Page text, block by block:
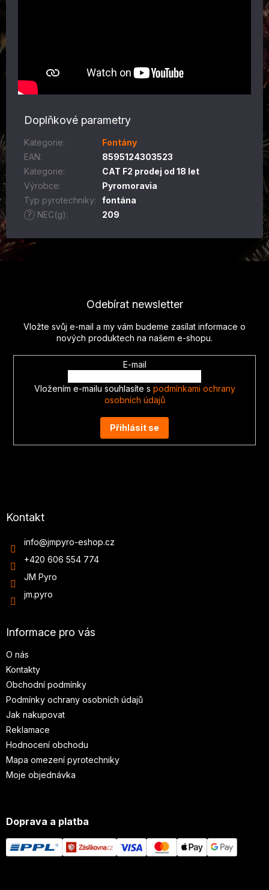
Doplňkové parametry
Kategorie:
Fontány
EAN:
8595124303523
Kategorie:
CAT F2 prodej od 18 let
Výrobce:
Pyromoravia
Typ pyrotechniky:
fontána
?
NEC(g): 209
Odebírat newsletter
Vložte svůj e-mail a my vám budeme zasílat informace o
nových produktech na našem e-shopu.
E-mail
Vložením e-mailu souhlasíte s podmínkami ochrany
osobních údajů
Přihlásit se
Kontakt
info@jmpyro-eshop.cz
+420 606 554 774
JM Pyro
jm.pyro
Informace pro vás
O nás
Kontakty
Obchodní podmínky
Podmínky ochrany osobních údajů
Jak nakupovat
Reklamace
Hodnocení obchodu
Mapa omezení pyrotechniky
Moje objednávka
Doprava a platba